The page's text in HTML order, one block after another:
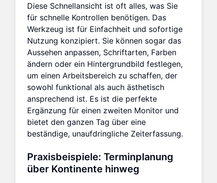
Diese Schnellansicht ist oft alles, was Sie
für schnelle Kontrollen benötigen. Das
Werkzeug ist für Einfachheit und sofortige
Nutzung konzipiert. Sie können sogar das
Aussehen anpassen, Schriftarten, Farben
ändern oder ein Hintergrundbild festlegen,
um einen Arbeitsbereich zu schaffen, der
sowohl funktional als auch ästhetisch
ansprechend ist. Es ist die perfekte
Ergänzung für einen zweiten Monitor und
bietet den ganzen Tag über eine
beständige, unaufdringliche Zeiterfassung.
Praxisbeispiele: Terminplanung
über Kontinente hinweg